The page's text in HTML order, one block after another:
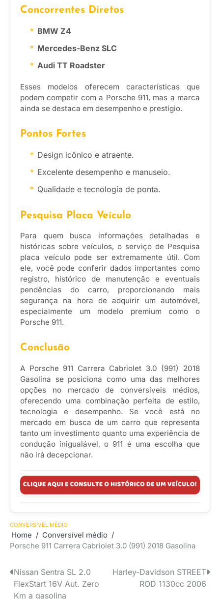
Concorrentes Diretos
BMW Z4
Mercedes-Benz SLC
Audi TT Roadster
Esses modelos oferecem características que
podem competir com a Porsche 911, mas a marca
ainda se destaca em desempenho e prestígio.
Pontos Fortes
Design icônico e atraente.
Excelente desempenho e manuseio.
Qualidade e tecnologia de ponta.
Pesquisa Placa Veículo
Para quem busca informações detalhadas e
históricas sobre veículos, o serviço de Pesquisa
placa veículo pode ser extremamente útil. Com
ele, você pode conferir dados importantes como
registro, histórico de manutenção e eventuais
pendências do carro, proporcionando mais
segurança na hora de adquirir um automóvel,
especialmente um modelo premium como o
Porsche 911.
Conclusão
A Porsche 911 Carrera Cabriolet 3.0 (991) 2018
Gasolina se posiciona como uma das melhores
opções no mercado de conversíveis médios,
oferecendo uma combinação perfeita de estilo,
tecnologia e desempenho. Se você está no
mercado em busca de um carro que representa
tanto um investimento quanto uma experiência de
condução inigualável, o 911 é uma escolha que
não irá decepcionar.
CONVERSÍVEL MÉDIO
Home
Conversível médio
Porsche 911 Carrera Cabriolet 3.0 (991) 2018 Gasolina
Navegação
de
Nissan Sentra SL 2.0
FlexStart 16V Aut. Zero
Km a gasolina
Harley-Davidson STREET
ROD 1130cc 2006